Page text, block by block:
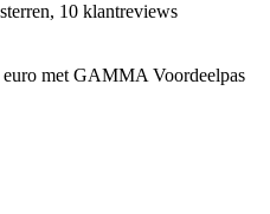
10 klantreviews
met GAMMA Voordeelpas